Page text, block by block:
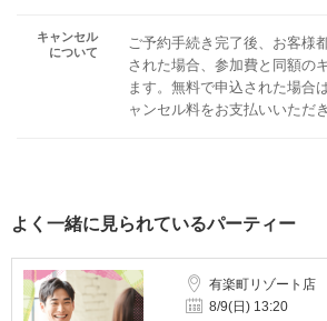
キャンセル
について
ご予約手続き完了後、お客様
された場合、参加費と同額の
ます。無料で申込された場合
ャンセル料をお支払いいただ
よく一緒に見られているパーティー
有楽町リゾート店
8/9(日) 13:20